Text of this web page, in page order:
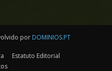
por DOMINIOS.PT
Estatuto Editorial